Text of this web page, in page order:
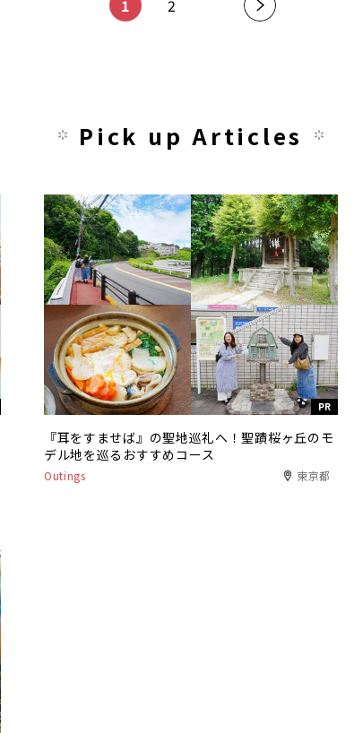
1 2 »
Pick up Articles
PR
『耳をすませば』の聖地巡礼へ！聖蹟桜ヶ丘のモ
デル地を巡るおすすめコース
Outings 東京都